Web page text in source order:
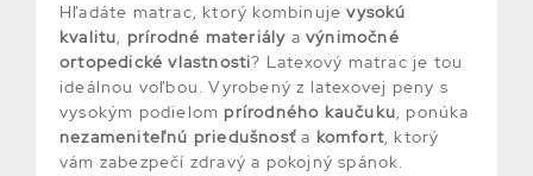
Hľadáte matrac, ktorý kombinujevysokú
kvalitu, prírodné materiály avýnimočné
ortopedické vlastnosti? Latexový matrac je tou
ideálnou voľbou. Vyrobený z latexovej peny s
vysokým podielom prírodného kaučuku, ponúka
nezameniteľnú priedušnosť a komfort, ktorý
vám zabezpečí zdravý a pokojný spánok.